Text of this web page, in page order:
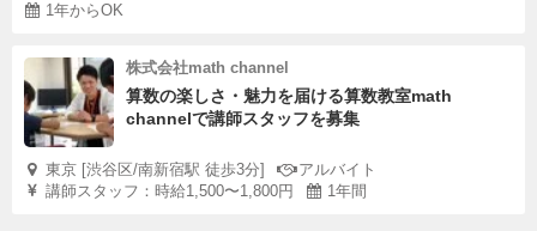
1年からOK
株式会社math channel
算数の楽しさ・魅力を届ける算数教室math
channelで講師スタッフを募集
東京 [渋谷区/南新宿駅 徒歩3分]
アルバイト
講師スタッフ：時給1,500〜1,800円
1年間